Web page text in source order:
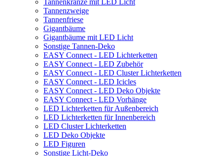
Tannenzweige
Tannenfriese
Gigantbäume
Gigantbäume mit LED Licht
Sonstige Tannen-Deko
EASY Connect - LED Lichterketten
EASY Connect - LED Zubehör
EASY Connect - LED Cluster Lichterketten
EASY Connect - LED Icicles
EASY Connect - LED Deko Objekte
EASY Connect - LED Vorhänge
LED Lichterketten für Außenbereich
LED Lichterketten für Innenbereich
LED Cluster Lichterketten
LED Deko Objekte
LED Figuren
Sonstige Licht-Deko